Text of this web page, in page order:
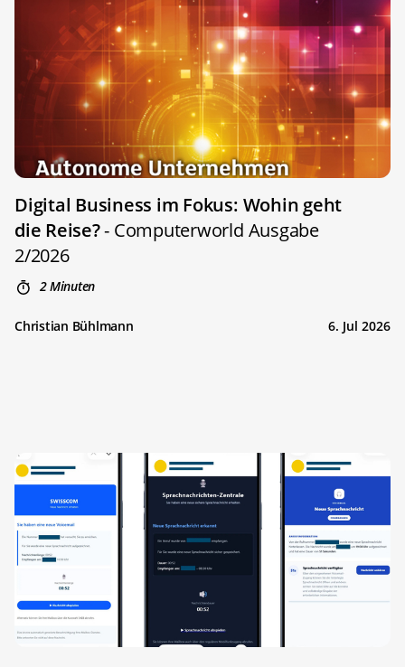
Digital Business im Fokus: Wohin geht
die Reise?- Computerworld Ausgabe
2/2026
2 Minuten
Christian Bühlmann 6. Jul 2026